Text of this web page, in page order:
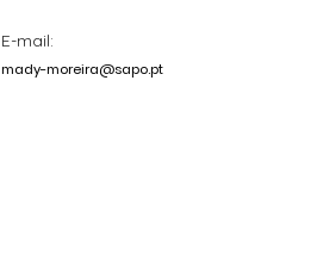
E-mail:
mady-moreira@sapo.pt